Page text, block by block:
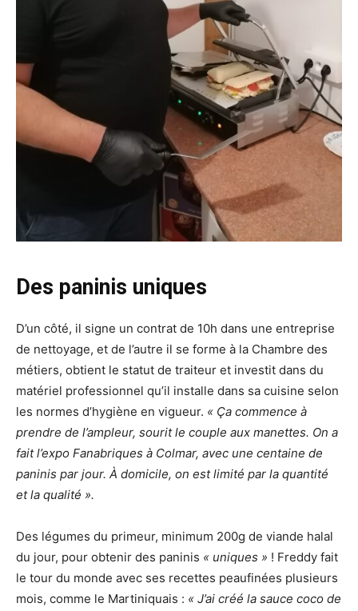
Des paninis uniques
D’un côté, il signe un contrat de 10h dans une entreprise
de nettoyage, et de l’autre il se forme à la Chambre des
métiers, obtient le statut de traiteur et investit dans du
matériel professionnel qu’il installe dans sa cuisine selon
les normes d’hygiène en vigueur. « Ça commence à
prendre de l’ampleur, sourit le couple aux manettes. On a
fait l’expo Fanabriques à Colmar, avec une centaine de
paninis par jour. À domicile, on est limité par la quantité
et la qualité ».
Des légumes du primeur, minimum 200g de viande halal
du jour, pour obtenir des paninis « uniques » ! Freddy fait
le tour du monde avec ses recettes peaufinées plusieurs
mois, comme le Martiniquais : « J’ai créé la sauce coco de